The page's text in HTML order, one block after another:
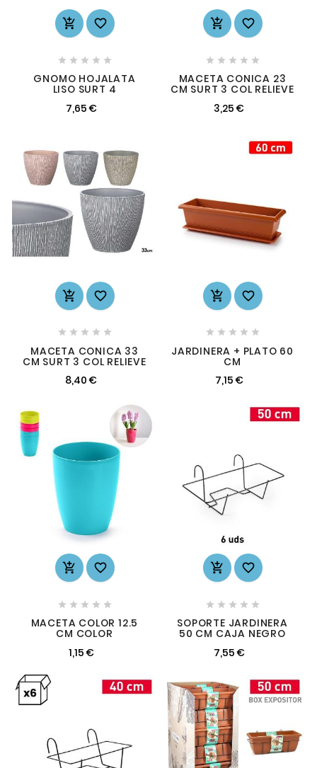
 
    
GNOMO HOJALATA
LISO SURT 4
7,65 €
 
    
MACETA CONICA 23
CM SURT 3 COL RELIEVE
3,25 €
 
    
MACETA CONICA 33
CM SURT 3 COL RELIEVE
8,40 €
 
    
JARDINERA + PLATO 60
CM
7,15 €
 
    
MACETA COLOR 12.5
CM COLOR
1,15 €
 
    
SOPORTE JARDINERA
50 CM CAJA NEGRO
7,55 €